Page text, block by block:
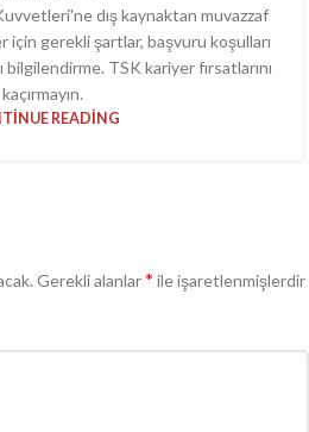
dış kaynaktan muvazzaf
gerekli şartlar, başvuru koşulları
TSK kariyer fırsatlarını
kaçırmayın.
READING
Gerekli alanlar* ile işaretlenmişlerdir